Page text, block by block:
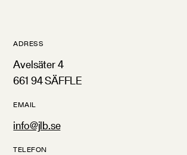
ADRESS
Avelsäter 4
661 94 SÄFFLE
EMAIL
info@jlb.se
TELEFON